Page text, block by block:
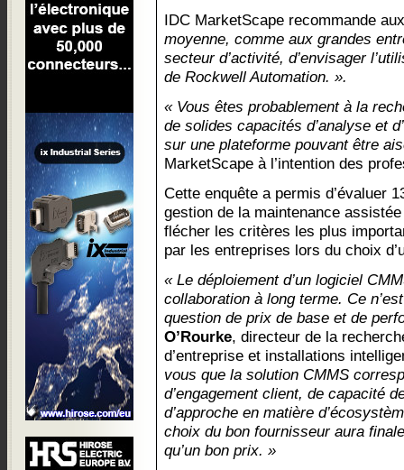
IDC MarketScape recommande
moyenne, comme aux grandes
secteur d’activité, d’envisager
de Rockwell Automation. ».
« Vous êtes probablement à la
de solides capacités d’analyse et
sur une plateforme pouvant être
MarketScape à l’intention des
Cette enquête a permis d’évaluer
gestion de la maintenance
flécher les critères les plus
par les entreprises lors du choix
« Le déploiement d’un logiciel
collaboration à long terme. Ce
question de prix de base et de
O’Rourke, directeur de la
d’entreprise et installations
vous que la solution CMMS
d’engagement client, de capacité
d’approche en matière
choix du bon fournisseur aura
qu’un bon prix. »